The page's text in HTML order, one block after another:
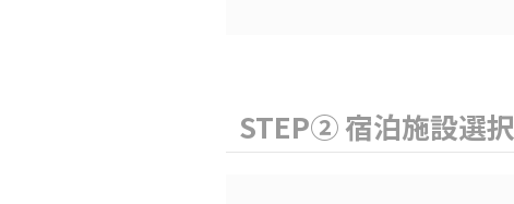
STEP② 宿泊施設選択